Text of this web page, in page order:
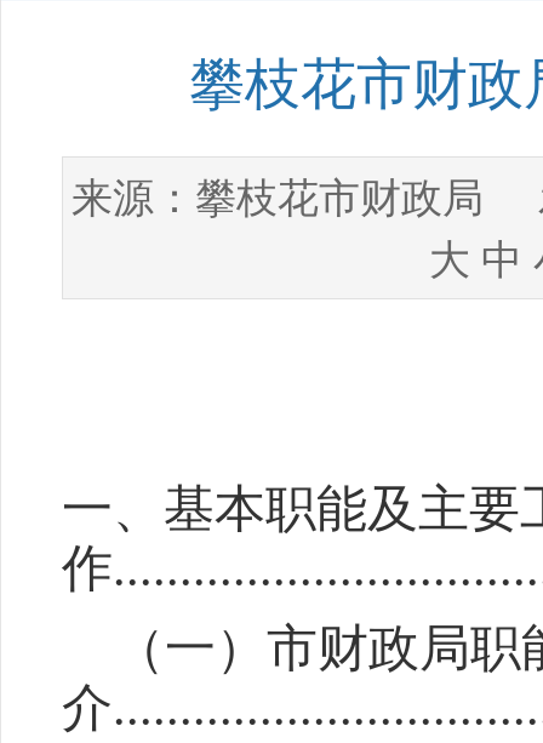
攀枝花市财政
来源： 攀枝花市财政局
大 中
一、基本职能及主要
作
（一） 市财政局职
介